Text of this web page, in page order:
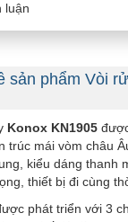
luận
sản phẩm Vòi
Konox KN1905
trúc mái vòm châu
kiểu dáng thanh
thiết bị đi cùng
phát triển với 3